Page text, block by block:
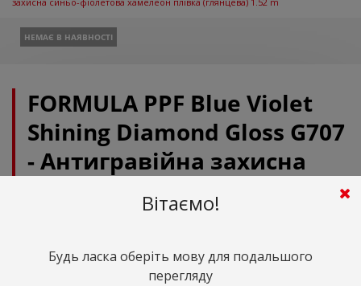
НЕМАЄ В НАЯВНОСТІ
FORMULA PPF Blue Violet
Shining Diamond Gloss G707
- Антигравійна захисна
синьо-фіолетова хамелеон
плівка (глянцева) 1.52 m
Артикул:
Вітаємо!
Будь ласка оберіть мову для подальшого
перегляду